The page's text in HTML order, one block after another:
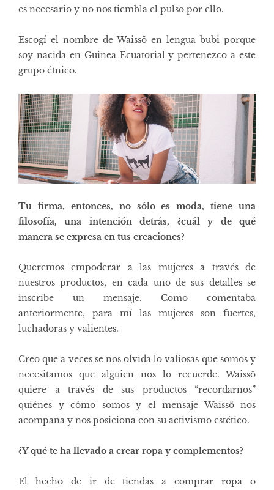
es necesario y no nos tiembla el pulso por ello.
Escogí el nombre de Waissö en lengua bubi porque
soy nacida en Guinea Ecuatorial y pertenezco a este
grupo étnico.
Tu firma, entonces, no sólo es moda, tiene una
filosofía, una intención detrás, ¿cuál y de qué
manera se expresa en tus creaciones?
Queremos empoderar a las mujeres a través de
nuestros productos, en cada uno de sus detalles se
inscribe un mensaje. Como comentaba
anteriormente, para mí las mujeres son fuertes,
luchadoras y valientes.
Creo que a veces se nos olvida lo valiosas que somos y
necesitamos que alguien nos lo recuerde. Waissö
quiere a través de sus productos “recordarnos”
quiénes y cómo somos y el mensaje Waissö nos
acompaña y nos posiciona con su activismo estético.
¿Y qué te ha llevado a crear ropa y complementos?
El hecho de ir de tiendas a comprar ropa o